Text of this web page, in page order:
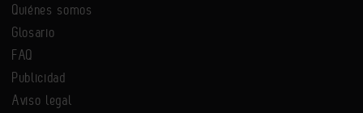
Quiénes somos
Glosario
FAQ
Publicidad
Aviso legal